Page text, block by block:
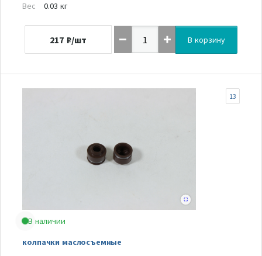
Вес
0.03 кг
217 ₽/шт В корзину
В наличии
колпачки маслосъемные
13